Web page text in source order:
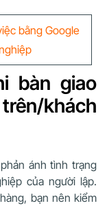
bằng Google
bàn giao
khách
ánh tình trạng
của người lập.
bạn nên kiểm